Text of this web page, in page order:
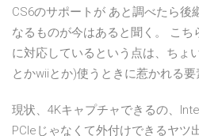
CS6のサポートが あと調べたら後
なるものが今はあると聞く。 こち
に対応しているという点は、ちょ
とかwiiとか)使うときに惹かれる要
現状、4Kキャプチャできるの、
PCIeじゃなくて外付けできるヤツ